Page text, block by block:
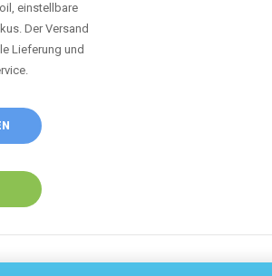
einstellbare
Der Versand
Lieferung und